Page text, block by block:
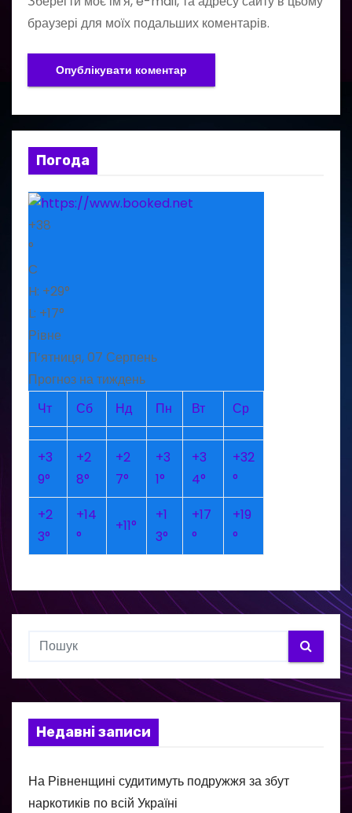
браузері для моїх подальших коментарів.
Погода
+38
°
C
H: +29°
L: +17°
Рівне
П’ятниця, 07 Серпень
Прогноз на тиждень
Чт
Сб Нд Пн Вт Ср
+3
9°
+2
8°
+2
7°
+3
1°
+3
4°
+32
°
+2
3°
+14
°
+11°
+1
3°
+17
°
+19
°
Недавні записи
На Рівненщині судитимуть подружжя за збут
наркотиків по всій Україні